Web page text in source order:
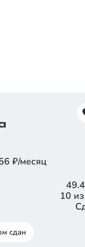
₽/месяц
49.4
10
сдан